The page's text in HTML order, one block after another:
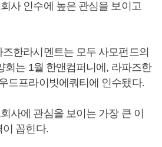
사 인수에 높은 관심을 보이고
한라시멘트는 모두 사모펀드의
회는 1월 한앤컴퍼니에, 라파즈한
드프라이빗에쿼티에 인수됐다.
사에 관심을 보이는 가장 큰 이
이 꼽힌다.